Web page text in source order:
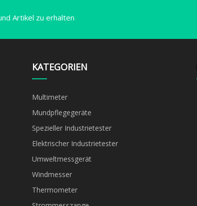
Artikel zu erhalten
KATEGORIEN
Multimeter
Mundpflegegeräte
Spezieller Industrietester
Elektrischer Industrietester
Umweltmessgerät
Windmesser
Thermometer